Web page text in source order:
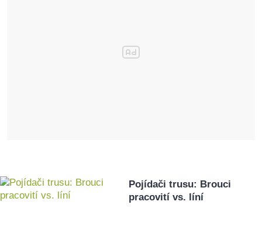
Pojídači trusu: Brouci
pracovití vs. líní